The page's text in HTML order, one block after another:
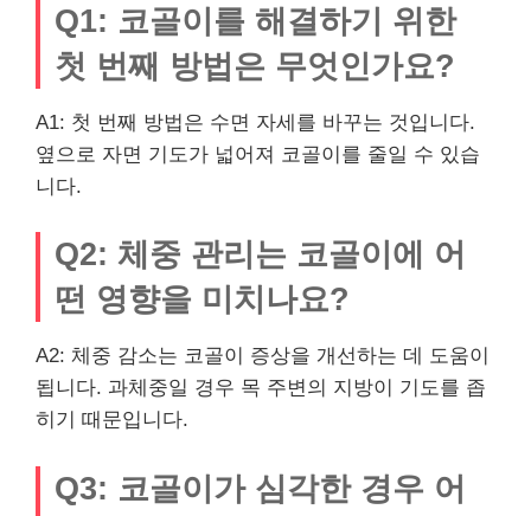
Q1: 코골이를 해결하기 위한
첫 번째 방법은 무엇인가요?
A1: 첫 번째 방법은 수면 자세를 바꾸는 것입니다.
옆으로 자면 기도가 넓어져 코골이를 줄일 수 있습
니다.
Q2: 체중 관리는 코골이에 어
떤 영향을 미치나요?
A2: 체중 감소는 코골이 증상을 개선하는 데 도움이
됩니다. 과체중일 경우 목 주변의 지방이 기도를 좁
히기 때문입니다.
Q3: 코골이가 심각한 경우 어